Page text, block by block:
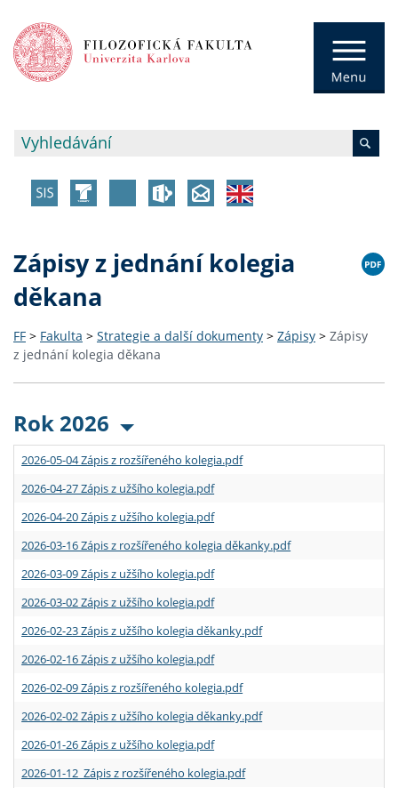
Zápisy z jednání kolegia
děkana
FF > Fakulta > Strategie a další dokumenty > Zápisy > Zápisy
z jednání kolegia děkana
Rok 2026
2026-05-04 Zápis z rozšířeného kolegia.pdf
2026-04-27 Zápis z užšího kolegia.pdf
2026-04-20 Zápis z užšího kolegia.pdf
2026-03-16 Zápis z rozšířeného kolegia děkanky.pdf
2026-03-09 Zápis z užšího kolegia.pdf
2026-03-02 Zápis z užšího kolegia.pdf
2026-02-23 Zápis z užšího kolegia děkanky.pdf
2026-02-16 Zápis z užšího kolegia.pdf
2026-02-09 Zápis z rozšířeného kolegia.pdf
2026-02-02 Zápis z užšího kolegia děkanky.pdf
2026-01-26 Zápis z užšího kolegia.pdf
2026-01-12 Zápis z rozšířeného kolegia.pdf